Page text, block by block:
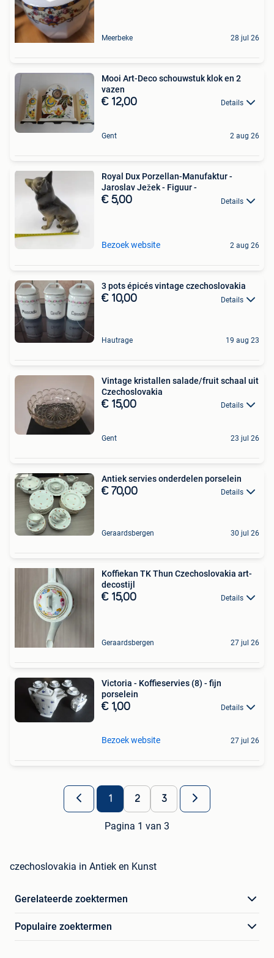
Meerbeke 28 jul 26
Mooi Art-Deco schouwstuk klok en 2
vazen
€ 12,00 Details
Gent 2 aug 26
Royal Dux Porzellan-Manufaktur -
Jaroslav Ježek - Figuur -
€ 5,00 Details
Bezoek website 2 aug 26
3 pots épicés vintage czechoslovakia
€ 10,00 Details
Hautrage 19 aug 23
Vintage kristallen salade/fruit schaal uit
Czechoslovakia
€ 15,00 Details
Gent 23 jul 26
Antiek servies onderdelen porselein
€ 70,00 Details
Geraardsbergen 30 jul 26
Koffiekan TK Thun Czechoslovakia art-
decostijl
€ 15,00 Details
Geraardsbergen 27 jul 26
Victoria - Koffieservies (8) - fijn
porselein
€ 1,00 Details
Bezoek website 27 jul 26
1 2 3
Pagina 1 van 3
czechoslovakia in Antiek en Kunst
Gerelateerde zoektermen
Populaire zoektermen